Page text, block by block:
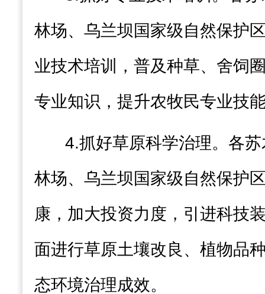
林场、乌兰坝国家级自然保护
业技术培训， 普及种草、舍饲
专业知识，提升农牧民专业技
4.抓好草原科学治理。各
林场、乌兰坝国家级自然保护
康，加大投资力度，引进科技
面进行草原土壤改良、植物品
态环境治理成效。